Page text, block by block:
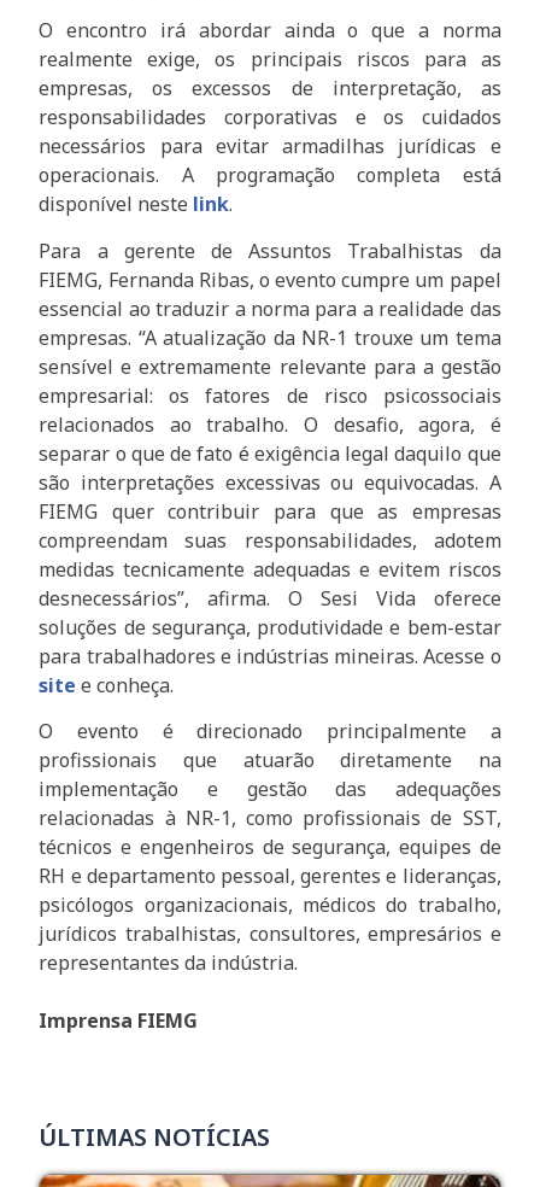
O encontro irá abordar ainda o que a norma
realmente exige, os principais riscos para as
empresas, os excessos de interpretação, as
responsabilidades corporativas e os cuidados
necessários para evitar armadilhas jurídicas e
operacionais. A programação completa está
disponível neste link.
Para a gerente de Assuntos Trabalhistas da
FIEMG, Fernanda Ribas, o evento cumpre um papel
essencial ao traduzir a norma para a realidade das
empresas. “A atualização da NR-1 trouxe um tema
sensível e extremamente relevante para a gestão
empresarial: os fatores de risco psicossociais
relacionados ao trabalho. O desafio, agora, é
separar o que de fato é exigência legal daquilo que
são interpretações excessivas ou equivocadas. A
FIEMG quer contribuir para que as empresas
compreendam suas responsabilidades, adotem
medidas tecnicamente adequadas e evitem riscos
desnecessários”, afirma. O Sesi Vida oferece
soluções de segurança, produtividade e bem-estar
para trabalhadores e indústrias mineiras. Acesse o
site e conheça.
O evento é direcionado principalmente a
profissionais que atuarão diretamente na
implementação e gestão das adequações
relacionadas à NR-1, como profissionais de SST,
técnicos e engenheiros de segurança, equipes de
RH e departamento pessoal, gerentes e lideranças,
psicólogos organizacionais, médicos do trabalho,
jurídicos trabalhistas, consultores, empresários e
representantes da indústria.
Imprensa FIEMG
ÚLTIMAS NOTÍCIAS